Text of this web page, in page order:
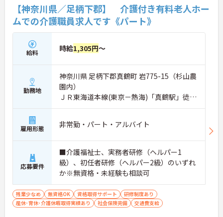
【神奈川県／足柄下郡】 介護付き有料老人ホー
ムでの介護職員求人です《パート》
給料 時給1,305円～
勤務地
神奈川県 足柄下郡真鶴町 岩775-15（杉山農
園内）
ＪＲ東海道本線(東京－熱海)「真鶴駅」徒歩
17分
雇用形態 非常勤・パート・アルバイト
応募要件
■介護福祉士、実務者研修（ヘルパー1
級）、初任者研修（ヘルパー2級）のいずれ
か※無資格・未経験も相談可
残業少なめ 無資格OK 資格取得サポート
研修制度あり
産休･育休･介護休暇取得実績あり
社会保険完備 交通費支給